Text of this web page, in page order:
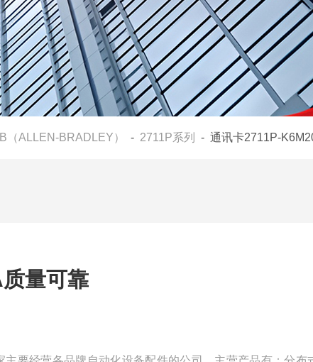
（ALLEN-BRADLEY） - 2711P系列 - 通讯卡2711P-
量可靠